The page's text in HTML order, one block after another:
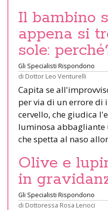
Il bambino
appena si
sole:
Gli Specialisti Rispondono
di Dottor Leo Venturelli
Capita se
per via di un errore di
cervello, che giudica
luminosa
che spetta al naso
Olive e
in
Gli Specialisti Rispondono
di Dottoressa Rosa Lenoci